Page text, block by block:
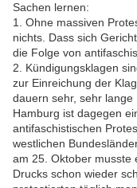
Sachen lernen:
1. Ohne massiven
nichts. Dass sich
die Folge von
2. Kündigungsklagen
zur Einreichung der
dauern sehr, sehr lange
Hamburg ist dagegen
antifaschistischen
westlichen
am 25. Oktober musste
Drucks schon wieder